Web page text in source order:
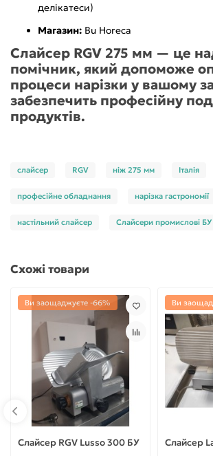
делікатеси)
Магазин: Bu Horeca
Слайсер RGV 275 мм — це
помічник, який допоможе
процеси нарізки у вашому
забезпечить професійну
продуктів.
слайсер RGV ніж 275 мм Італія
професійне обладнання нарізка гастрономії
настільний слайсер Слайсери промислові БУ
Схожі товари
Ви заощаджуєте -66%
Слайсер RGV Lusso 300 БУ
Ви
Слайсер